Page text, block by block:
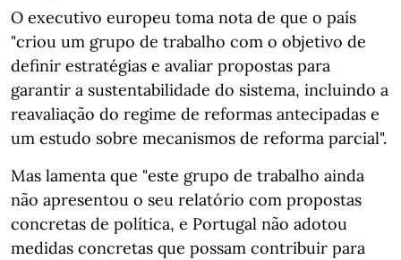
O executivo europeu toma nota de que o país
"criou um grupo de trabalho com o objetivo de
definir estratégias e avaliar propostas para
garantir a sustentabilidade do sistema, incluindo a
reavaliação do regime de reformas antecipadas e
um estudo sobre mecanismos de reforma parcial".
Mas lamenta que "este grupo de trabalho ainda
não apresentou o seu relatório com propostas
concretas de política, e Portugal não adotou
medidas concretas que possam contribuir para